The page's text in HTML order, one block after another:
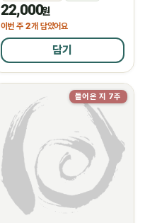
22,000원
이번 주 2개 담았어요
담기
들어온 지 7주